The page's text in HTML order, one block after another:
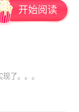
开始阅读
了。。。